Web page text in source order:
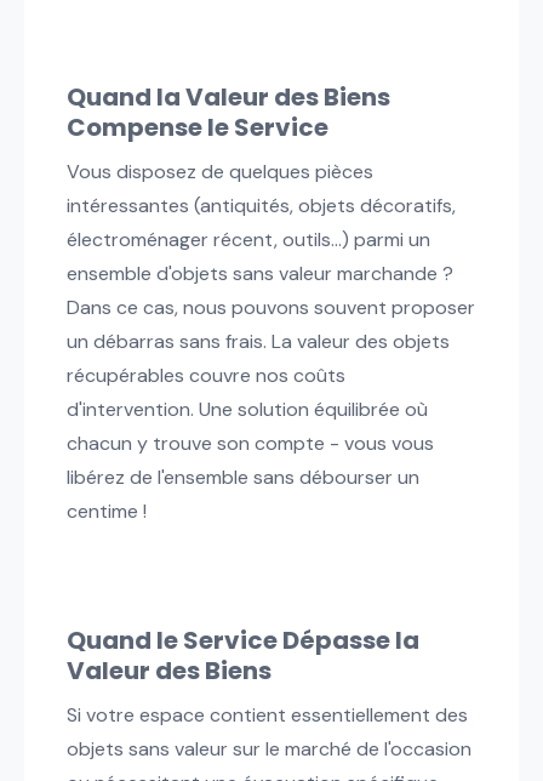
Quand la Valeur des Biens
Compense le Service
Vous disposez de quelques pièces
intéressantes (antiquités, objets décoratifs,
électroménager récent, outils...) parmi un
ensemble d'objets sans valeur marchande ?
Dans ce cas, nous pouvons souvent proposer
un débarras sans frais. La valeur des objets
récupérables couvre nos coûts
d'intervention. Une solution équilibrée où
chacun y trouve son compte - vous vous
libérez de l'ensemble sans débourser un
centime !
Quand le Service Dépasse la
Valeur des Biens
Si votre espace contient essentiellement des
objets sans valeur sur le marché de l'occasion